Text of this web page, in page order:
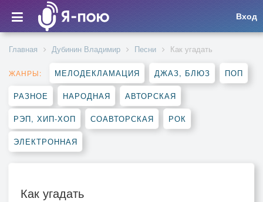
Вход
Главная Дубинин Владимир Песни Как угадать
ЖАНРЫ: МЕЛОДЕКЛАМАЦИЯ ДЖАЗ, БЛЮЗ ПОП
РАЗНОЕ НАРОДНАЯ АВТОРСКАЯ
РЭП, ХИП-ХОП СОАВТОРСКАЯ РОК
ЭЛЕКТРОННАЯ
Как угадать